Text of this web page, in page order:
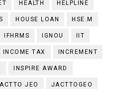
HEALTH HELPLINE
HOUSE LOAN HSE.M
IFHRMS IGNOU IIT
INCOME TAX INCREMENT
INSPIRE AWARD
JEO JACTTOGEO